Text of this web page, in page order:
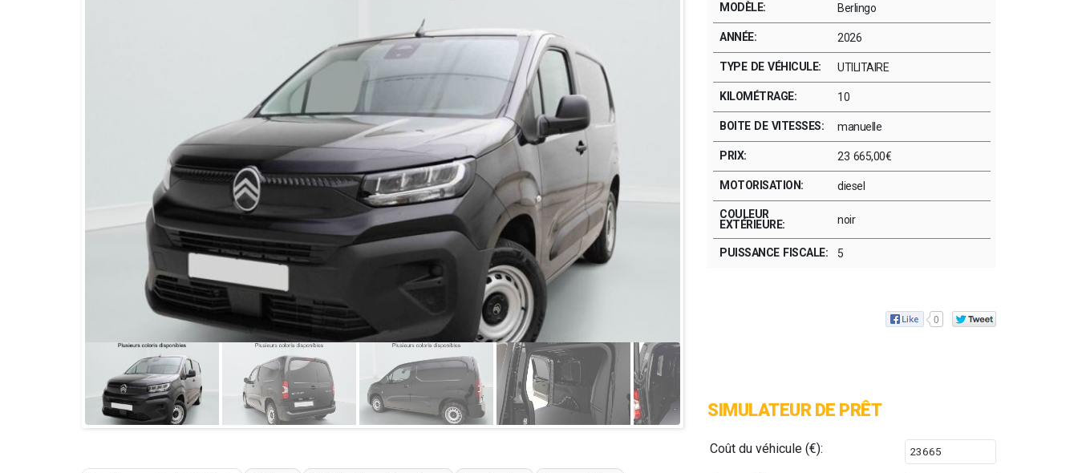
MODÈLE: Berlingo
ANNÉE: 2026
TYPE DE VÉHICULE: UTILITAIRE
KILOMÉTRAGE: 10
BOITE DE VITESSES: manuelle
PRIX: 23 665,00€
MOTORISATION: diesel
COULEUR
EXTÉRIEURE:
noir
PUISSANCE FISCALE: 5
0
SIMULATEUR DE PRÊT
Coût du véhicule (€):